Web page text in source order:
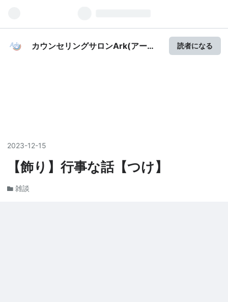
カウンセリングサロンArk(アーク)
読者になる
2023-12-15
【飾り】行事な話【つけ】
雑談